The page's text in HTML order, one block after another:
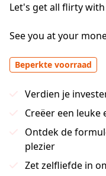
Let's get all flirty
See you at your
Beperkte voorraad
Verdien je
Creëer een
Ontdek de
plezier
Zet zelfliefde in